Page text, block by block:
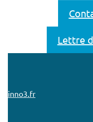
Lettre
inno3.fr